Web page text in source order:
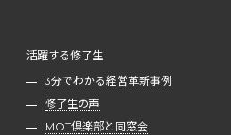
活躍する修了生
3分でわかる経営革新事例
修了生の声
MOT倶楽部と同窓会